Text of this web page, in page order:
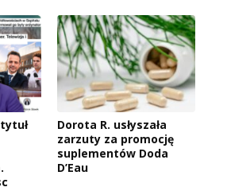
Dorota R. usłyszała
zarzuty za promocję
suplementów Doda
D’Eau